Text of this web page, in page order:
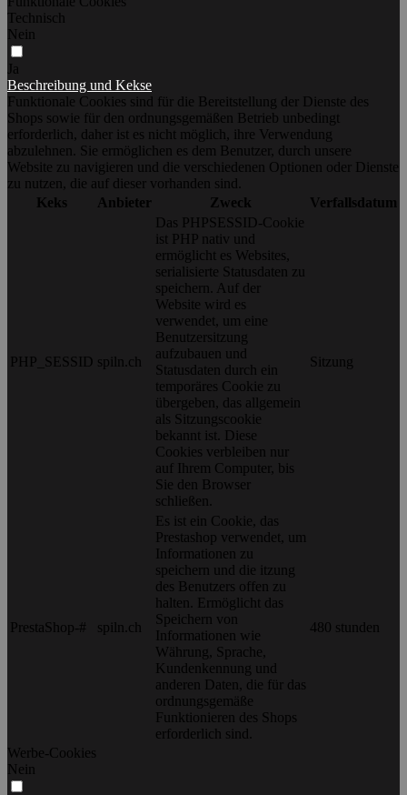
Technisch
Nein
Ja
Beschreibung und Kekse
Funktionale Cookies sind für die Bereitstellung der Dienste des
Shops sowie für den ordnungsgemäßen Betrieb unbedingt
erforderlich, daher ist es nicht möglich, ihre Verwendung
abzulehnen. Sie ermöglichen es dem Benutzer, durch unsere
Website zu navigieren und die verschiedenen Optionen oder Dienste
zu nutzen, die auf dieser vorhanden sind.
Keks
Anbieter Zweck Verfallsdatum
PHP_SESSID spiln.ch
Das PHPSESSID-Cookie
ist PHP nativ und
ermöglicht es Websites,
serialisierte Statusdaten zu
speichern. Auf der
Website wird es
verwendet, um eine
Benutzersitzung
aufzubauen und
Statusdaten durch ein
temporäres Cookie zu
übergeben, das allgemein
als Sitzungscookie
bekannt ist. Diese
Cookies verbleiben nur
auf Ihrem Computer, bis
Sie den Browser
schließen.
Sitzung
PrestaShop-# spiln.ch
Es ist ein Cookie, das
Prestashop verwendet, um
Informationen zu
speichern und die itzung
des Benutzers offen zu
halten. Ermöglicht das
Speichern von
Informationen wie
Währung, Sprache,
Kundenkennung und
anderen Daten, die für das
ordnungsgemäße
Funktionieren des Shops
erforderlich sind.
480 stunden
Werbe-Cookies
Nein